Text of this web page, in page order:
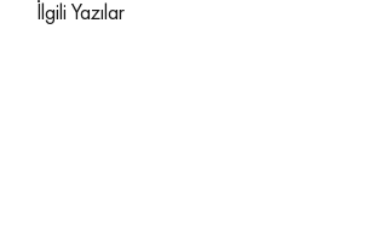
İlgili Yazılar